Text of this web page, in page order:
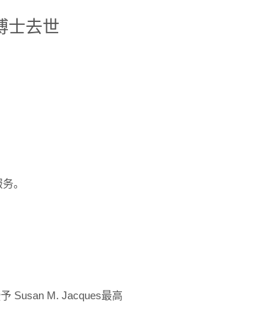
士去世
。
Susan M. Jacques最高